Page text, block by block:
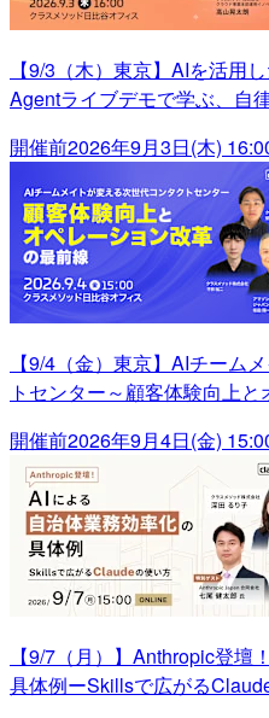
【9/3（木）東京】AIを活用
Agentライブデモで学ぶ、自
開催前2026年9月3日(木)
【9/4（金）東京】AIチーム
トセンター～顧客体験向上
開催前2026年9月4日(金)
【9/7（月）】Anthropic登
具体例ーSkillsで広がる